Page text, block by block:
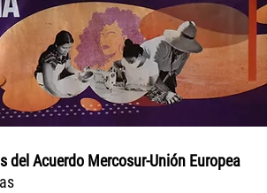
del Acuerdo Mercosur-Unión Europea